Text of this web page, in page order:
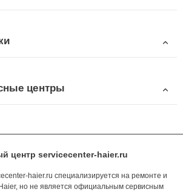
центры
центр servicecenter-haier.ru
haier.ru специализируется на ремонте и
но не является официальным сервисным